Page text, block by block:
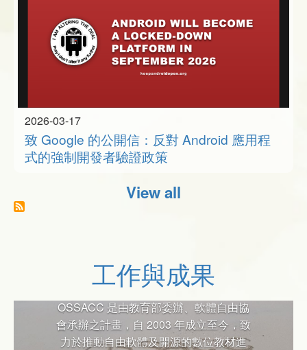
2026-03-17
致 Google 的公開信：反對 Android 應用程
式的強制開發者驗證政策
View all
工作與成果
推動自由軟體也能考證照